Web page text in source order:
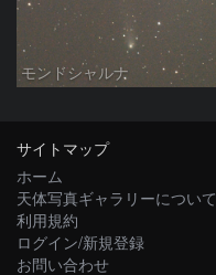
モンドシャルナ
サイトマップ
ホーム
天体写真ギャラリーについて
利用規約
ログイン/新規登録
お問い合わせ